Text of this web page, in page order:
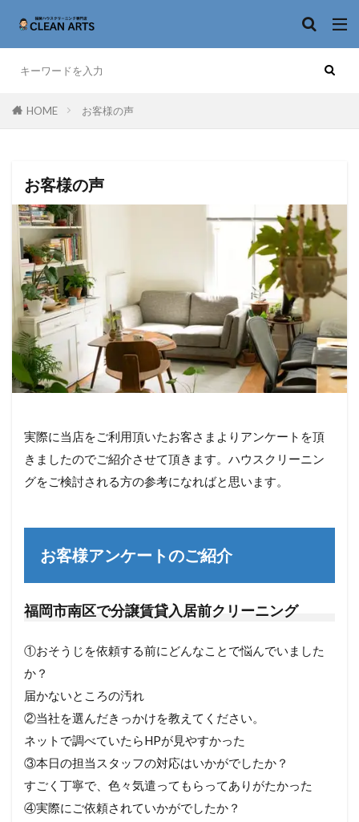
HOME お客様の声
お客様の声
実際に当店をご利用頂いたお客さまよりアンケートを頂
きましたのでご紹介させて頂きます。ハウスクリーニン
グをご検討される方の参考になればと思います。
お客様アンケートのご紹介
福岡市南区で分譲賃貸入居前クリーニング
①おそうじを依頼する前にどんなことで悩んでいました
か？
届かないところの汚れ
②当社を選んだきっかけを教えてください。
ネットで調べていたらHPが見やすかった
③本日の担当スタッフの対応はいかがでしたか？
すごく丁寧で、色々気遣ってもらってありがたかった
④実際にご依頼されていかがでしたか？